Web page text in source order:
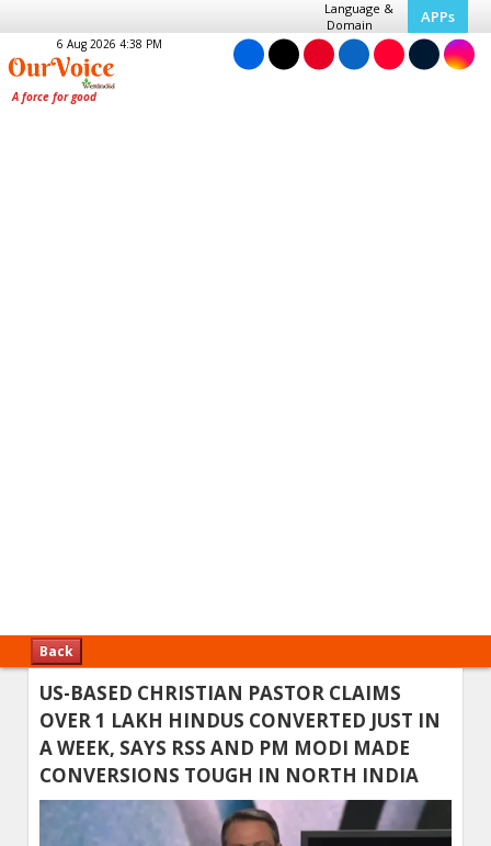
Language &
Domain
APPs
6 Aug 2026 4:38 PM
Back
US-BASED CHRISTIAN PASTOR CLAIMS
OVER 1 LAKH HINDUS CONVERTED JUST IN
A WEEK, SAYS RSS AND PM MODI MADE
CONVERSIONS TOUGH IN NORTH INDIA